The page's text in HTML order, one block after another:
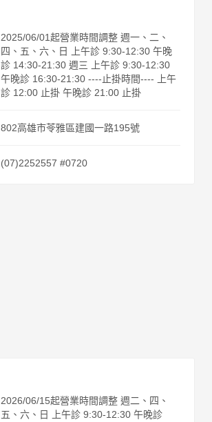
2025/06/01起營業時間調整 週一、二、
四、五、六、日 上午診 9:30-12:30 午晚
診 14:30-21:30 週三 上午診 9:30-12:30
午晚診 16:30-21:30 ----止掛時間---- 上午
診 12:00 止掛 午晚診 21:00 止掛
802高雄市苓雅區建國一路195號
(07)2252557 #0720
2026/06/15起營業時間調整 週二、四、
五、六、日 上午診 9:30-12:30 午晚診